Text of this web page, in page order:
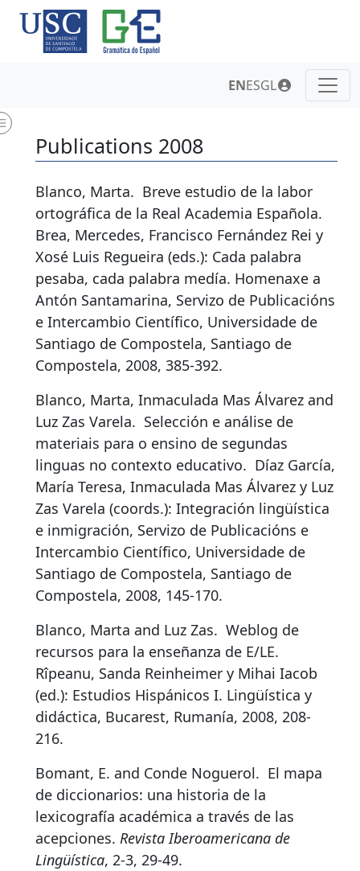
ENESGL
Publications 2008
Blanco, Marta. Breve estudio de la labor
ortográfica de la Real Academia Española.
Brea, Mercedes, Francisco Fernández Rei y
Xosé Luis Regueira (eds.): Cada palabra
pesaba, cada palabra medía. Homenaxe a
Antón Santamarina, Servizo de Publicacións
e Intercambio Científico, Universidade de
Santiago de Compostela, Santiago de
Compostela, 2008, 385-392.
Blanco, Marta, Inmaculada Mas Álvarez and
Luz Zas Varela. Selección e análise de
materiais para o ensino de segundas
linguas no contexto educativo. Díaz García,
María Teresa, Inmaculada Mas Álvarez y Luz
Zas Varela (coords.): Integración lingüística
e inmigración, Servizo de Publicacións e
Intercambio Científico, Universidade de
Santiago de Compostela, Santiago de
Compostela, 2008, 145-170.
Blanco, Marta and Luz Zas. Weblog de
recursos para la enseñanza de E/LE.
Rîpeanu, Sanda Reinheimer y Mihai Iacob
(ed.): Estudios Hispánicos I. Lingüística y
didáctica, Bucarest, Rumanía, 2008, 208-
216.
Bomant, E. and Conde Noguerol. El mapa
de diccionarios: una historia de la
lexicografía académica a través de las
acepciones. Revista Iberoamericana de
Lingüística, 2-3, 29-49.